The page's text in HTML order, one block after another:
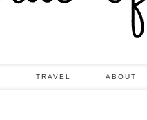
TRAVEL ABOUT